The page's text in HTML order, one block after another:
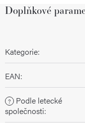
Doplňkové
Kategorie:
EAN:
?
Podle letecké
společnosti: